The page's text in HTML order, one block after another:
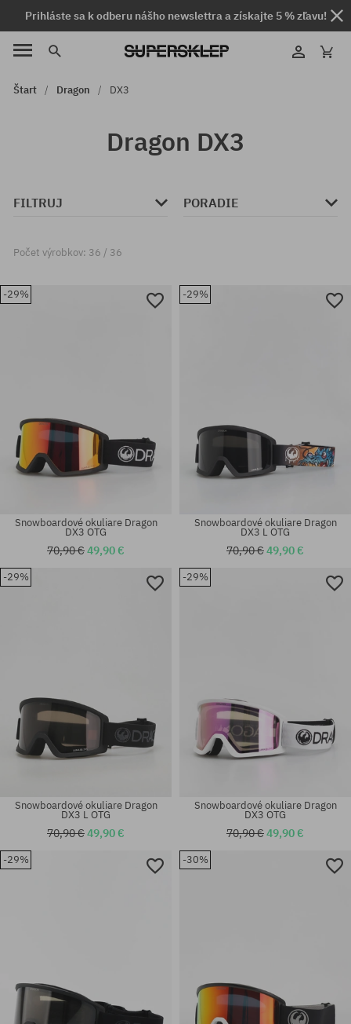
Prihláste sa k odberu nášho newslettra a získajte 5 % zľavu!
Štart Dragon DX3
Dragon DX3
FILTRUJ PORADIE
Počet výrobkov: 36 / 36
-29%
Snowboardové okuliare Dragon
DX3 OTG
70,90 €49,90 €
-29%
Snowboardové okuliare Dragon
DX3 L OTG
70,90 €49,90 €
-29%
Snowboardové okuliare Dragon
DX3 L OTG
70,90 €49,90 €
-29%
Snowboardové okuliare Dragon
DX3 OTG
70,90 €49,90 €
-29% -30%